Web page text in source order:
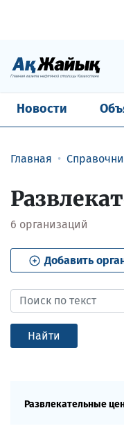
Новости
Главная
6 организаций
Найти
Добавить
Развлекательные